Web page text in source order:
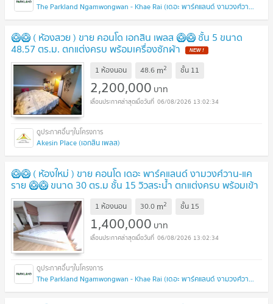
The Parkland Ngamwongwan - Khae Rai (เดอะ พาร์คแลนด์ งามวงศ์วาน - แคราย)
🥝🥝 ( ห้องสวย ) ขาย คอนโด เอกสิน เพลส 🥝🥝 ชั้น 5 ขนาด
48.57 ตร.ม. ตกแต่งครบ พร้อมเครื่องซักผ้า NEW !
1 ห้องนอน 48.6 m2 ชั้น 11
2,200,000 บาท
06/08/2026 13:02:34
Akesin Place (เอกสิน เพลส)
🥝🥝 ( ห้องใหม่ ) ขาย คอนโด เดอะ พาร์คแลนด์ งามวงศ์วาน-แค
ราย 🥝🥝 ขนาด 30 ตร.ม ชั้น 15 วิวสระน้ำ ตกแต่งครบ พร้อมเข้า
อยู่ UPDATE !
1 ห้องนอน 30.0 m2 ชั้น 15
1,400,000 บาท
06/08/2026 13:02:34
The Parkland Ngamwongwan - Khae Rai (เดอะ พาร์คแลนด์ งามวงศ์วาน - แคราย)